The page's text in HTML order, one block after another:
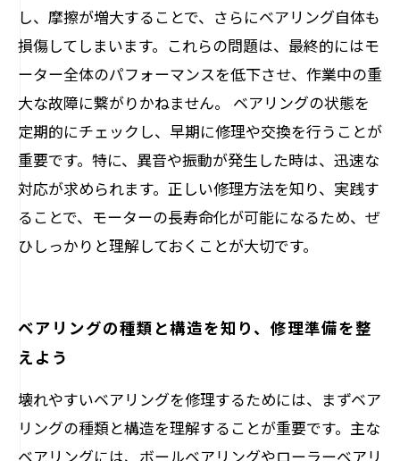
し、摩擦が増大することで、さらにベアリング自体も
損傷してしまいます。これらの問題は、最終的にはモ
ーター全体のパフォーマンスを低下させ、作業中の重
大な故障に繋がりかねません。 ベアリングの状態を
定期的にチェックし、早期に修理や交換を行うことが
重要です。特に、異音や振動が発生した時は、迅速な
対応が求められます。正しい修理方法を知り、実践す
ることで、モーターの長寿命化が可能になるため、ぜ
ひしっかりと理解しておくことが大切です。
ベアリングの種類と構造を知り、修理準備を整
えよう
壊れやすいベアリングを修理するためには、まずベア
リングの種類と構造を理解することが重要です。主な
ベアリングには、ボールベアリングやローラーベアリ